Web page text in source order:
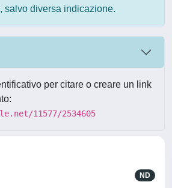
salvo diversa indicazione.
per citare o creare un link
11577/2534605
ND